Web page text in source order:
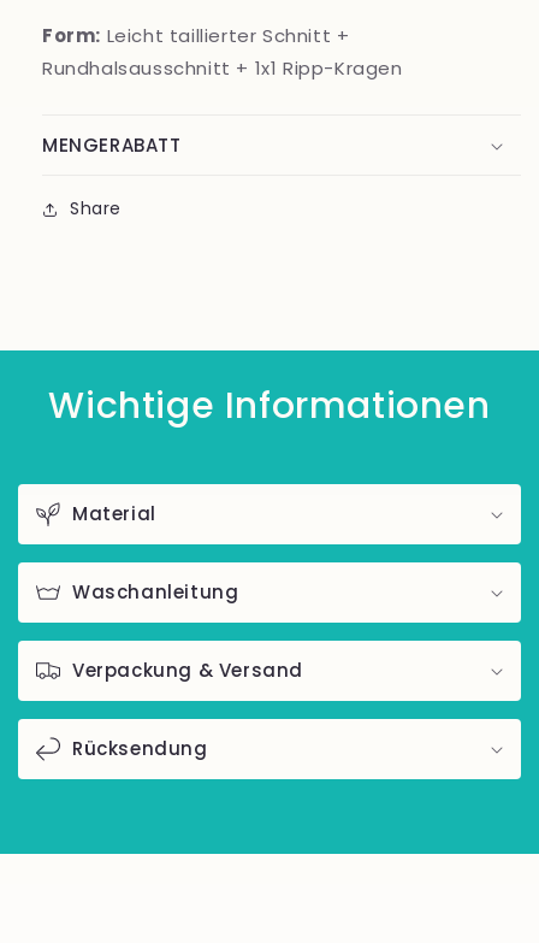
Form: Leicht taillierter Schnitt +
Rundhalsausschnitt + 1x1 Ripp-Kragen
MENGERABATT
Share
Wichtige Informationen
Material
Waschanleitung
Verpackung & Versand
Rücksendung